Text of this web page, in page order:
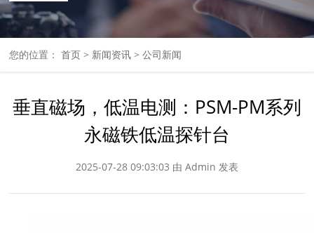
您的位置：首页 > 新闻资讯 >公司新闻
垂直磁场，低温电测：PSM-PM系列
永磁铁低温探针台
2025-07-28 09:03:03 由 Admin 发表